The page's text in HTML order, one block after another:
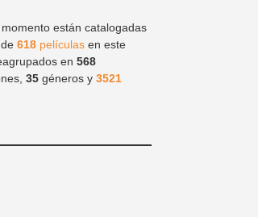
están catalogadas
de618 películas en este
en568
35 géneros y3521